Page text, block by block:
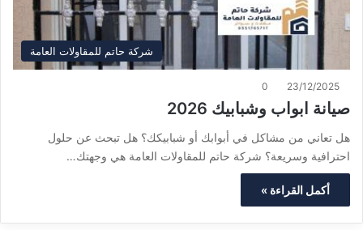
شركة حاتم للمقاولات العامة
23/12/2025
0
صيانة ابواب وشبابيك 2026
هل تعاني من مشاكل في أبوابك أو شبابيكك؟ هل تبحث عن حلول
احترافية وسريعة؟ شركة حاتم للمقاولات العامة هي وجهتك…
أكمل القراءة »